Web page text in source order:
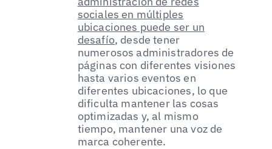
sociales en múltiples
ubicaciones puede ser un
desafío, desde tener
numerosos administradores de
páginas con diferentes visiones
hasta varios eventos en
diferentes ubicaciones, lo que
dificulta mantener las cosas
optimizadas y, al mismo
tiempo, mantener una voz de
marca coherente.